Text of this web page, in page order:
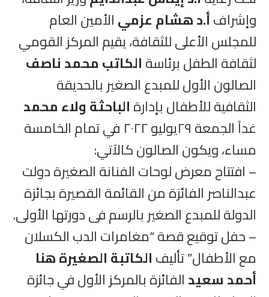
وإشرافأ.د هشام عزميالأمين العام
للمجلس الأعلى للثقافة، يقيم المركز القومي
لثقافة الطفل برئاسةالكاتب محمد ناصف
الصالون الأول للمبدع الصغير بالحديقة
الثقافية للأطفال بإدارةالباحثة ولاء محمد
غداً الجمعة ٢٩يوليو ٢٠٢٢ في تمام الخامسة
مساء، ويكون الصالون كالآتي:
– افتتاح معرض لوحات الفنانة الصغيرة دولت
عبدالناصر الفائزة من القائمة القصيرة بجائزة
الدولة للمبدع الصغير بالرسم فى دورتها الأولى.
– حفل توقيع قصة “مغامرات الدب الكسلان
مع الأطفال” تأليفالكاتبة الصغيرة هنا
أحمد سعيدالفائزة بالمركز الأول في جائزة